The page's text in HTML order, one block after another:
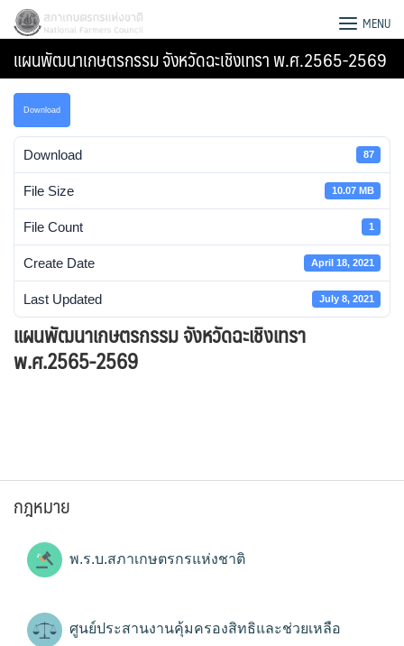
Skip
content
Search
for:
สภาเกษตรกรแห่งชาติ MENU
แผนพัฒนาเกษตรกรรม จังหวัดฉะเชิงเทรา พ.ศ.2565-2569
Download
Download 87
File Size 10.07 MB
File Count 1
Create Date April 18, 2021
Last Updated July 8, 2021
แผนพัฒนาเกษตรกรรม จังหวัดฉะเชิงเทรา
พ.ศ.2565-2569
กฎหมาย
พ.ร.บ.สภาเกษตรกรแห่งชาติ
ศูนย์ประสานงานคุ้มครองสิทธิและช่วยเหลือ